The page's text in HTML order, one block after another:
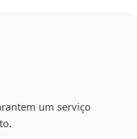
um serviço